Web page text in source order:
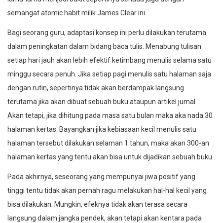
semangat atomic habit milik James Clear ini.
Bagi seorang guru, adaptasi konsep ini perlu dilakukan terutama
dalam peningkatan dalam bidang baca tulis. Menabung tulisan
setiap hari jauh akan lebih efektif ketimbang menulis selama satu
minggu secara penuh. Jika setiap pagi menulis satu halaman saja
dengan rutin, sepertinya tidak akan berdampak langsung
terutama jika akan dibuat sebuah buku ataupun artikel jurnal.
Akan tetapi, jika dihitung pada masa satu bulan maka aka nada 30
halaman kertas. Bayangkan jika kebiasaan kecil menulis satu
halaman tersebut dilakukan selaman 1 tahun, maka akan 300-an
halaman kertas yang tentu akan bisa untuk dijadikan sebuah buku.
Pada akhirnya, seseorang yang mempunyai jiwa positif yang
tinggi tentu tidak akan pernah ragu melakukan hal-hal kecil yang
bisa dilakukan. Mungkin, efeknya tidak akan terasa secara
langsung dalam jangka pendek, akan tetapi akan kentara pada